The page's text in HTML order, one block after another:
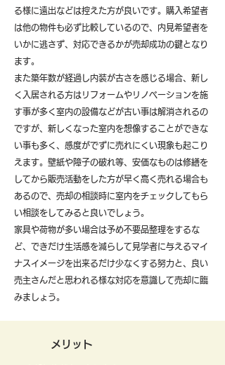
る様に遠出などは控えた方が良いです。購入希望者
は他の物件も必ず比較しているので、内見希望者を
いかに逃さず、対応できるかが売却成功の鍵となり
ます。
また築年数が経過し内装が古さを感じる場合、新し
く入居される方はリフォームやリノベーションを施
す事が多く室内の設備などが古い事は解消されるの
ですが、新しくなった室内を想像することができな
い事も多く、感度がでずに売れにくい現象も起こり
えます。壁紙や障子の破れ等、安価なものは修繕を
してから販売活動をした方が早く高く売れる場合も
あるので、売却の相談時に室内をチェックしてもら
い相談をしてみると良いでしょう。
​家具や荷物が多い場合は予め不要品整理をするな
ど、できだけ生活感を減らして見学者に与えるマイ
ナスイメージを出来るだけ少なくする努力と、良い
売主さんだと思われる様な対応を意識して売却に臨
みましょう。
メリット